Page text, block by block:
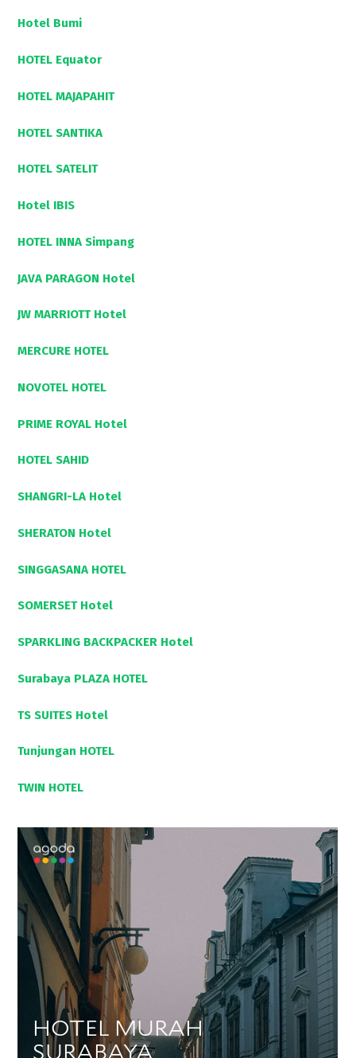
Hotel Bumi
HOTEL Equator
HOTEL MAJAPAHIT
HOTEL SANTIKA
HOTEL SATELIT
Hotel IBIS
HOTEL INNA Simpang
JAVA PARAGON Hotel
JW MARRIOTT Hotel
MERCURE HOTEL
NOVOTEL HOTEL
PRIME ROYAL Hotel
HOTEL SAHID
SHANGRI-LA Hotel
SHERATON Hotel
SINGGASANA HOTEL
SOMERSET Hotel
SPARKLING BACKPACKER Hotel
Surabaya PLAZA HOTEL
TS SUITES Hotel
Tunjungan HOTEL
TWIN HOTEL